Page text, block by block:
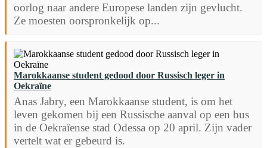
oorlog naar andere Europese landen zijn gevlucht.
Ze moesten oorspronkelijk op...
Marokkaanse student gedood door Russisch leger in
Oekraïne
Anas Jabry, een Marokkaanse student, is om het
leven gekomen bij een Russische aanval op een bus
in de Oekraïense stad Odessa op 20 april. Zijn vader
vertelt wat er gebeurd is.